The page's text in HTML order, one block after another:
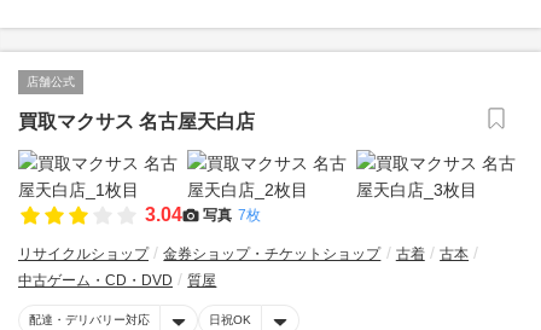
店舗公式
買取マクサス 名古屋天白店
3.04 写真 7枚
リサイクルショップ 金券ショップ・チケットショップ 古着
古本
中古ゲーム・CD・DVD
質屋
配達・デリバリー対応 日祝OK